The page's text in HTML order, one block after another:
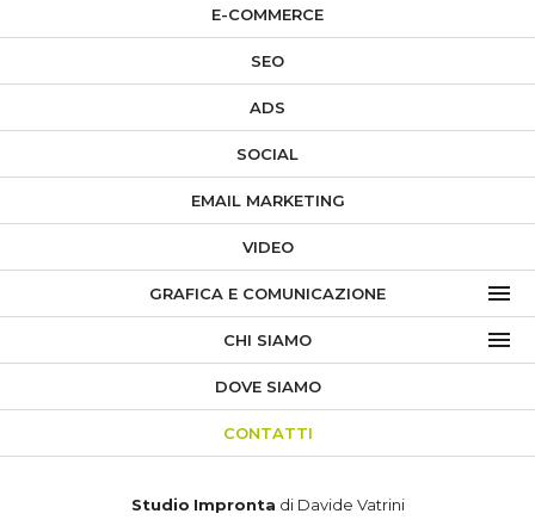
E-COMMERCE
SEO
ADS
SOCIAL
EMAIL MARKETING
VIDEO
GRAFICA E COMUNICAZIONE
CHI SIAMO
DOVE SIAMO
CONTATTI
Studio Impronta di Davide Vatrini